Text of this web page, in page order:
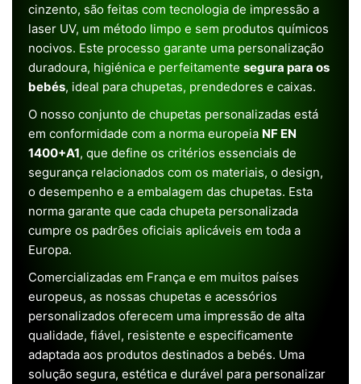
cinzento, são feitas com tecnologia de impressão a
laser UV, um método limpo e sem produtos químicos
nocivos. Este processo garante uma personalização
duradoura, higiénica e perfeitamente segura para os
bebés, ideal para chupetas, prendedores e caixas.
O nosso conjunto de chupetas personalizadas está
em conformidade com a norma europeia NF EN
1400+A1, que define os critérios essenciais de
segurança relacionados com os materiais, o design,
o desempenho e a embalagem das chupetas. Esta
norma garante que cada chupeta personalizada
cumpre os padrões oficiais aplicáveis em toda a
Europa.
Comercializadas em França e em muitos países
europeus, as nossas chupetas e acessórios
personalizados oferecem uma impressão de alta
qualidade, fiável, resistente e especificamente
adaptada aos produtos destinados a bebés. Uma
solução segura, estética e durável para personalizar